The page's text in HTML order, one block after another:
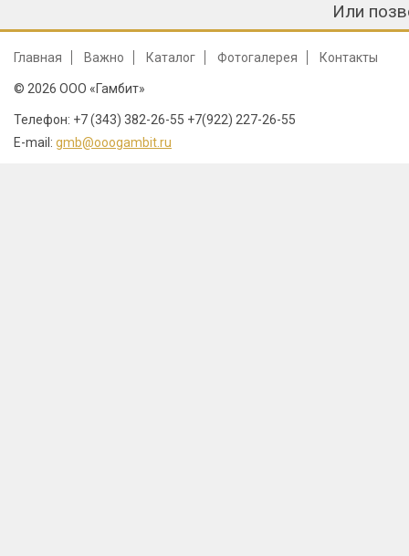
Или
Главная Важно Каталог Фотогалерея Контакты
© 2026 ООО «Гамбит»
Телефон: +7 (343) 382-26-55 +7(922) 227-26-55
E-mail: gmb@ooogambit.ru